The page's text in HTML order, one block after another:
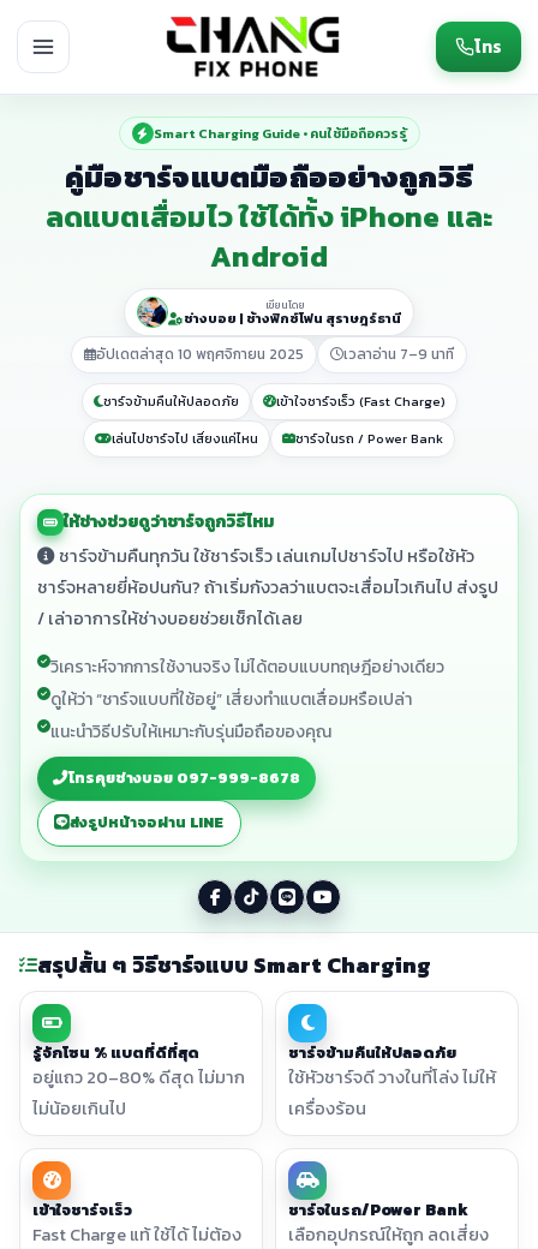
โทร
Smart Charging Guide • คนใช้มือถือควรรู้
คู่มือชาร์จแบตมือถืออย่างถูกวิธี
ลดแบตเสื่อมไว ใช้ได้ทั้ง iPhone และ
Android
เขียนโดย
ช่างบอย | ช้างฟิกซ์โฟน สุราษฎร์ธานี
อัปเดตล่าสุด 10 พฤศจิกายน 2025 เวลาอ่าน 7–9 นาที
ชาร์จข้ามคืนให้ปลอดภัย
เข้าใจชาร์จเร็ว (Fast Charge)
เล่นไปชาร์จไป เสี่ยงแค่ไหน
ชาร์จในรถ / Power Bank
ให้ช่างช่วยดูว่าชาร์จถูกวิธีไหม
ชาร์จข้ามคืนทุกวัน ใช้ชาร์จเร็ว เล่นเกมไปชาร์จไป หรือใช้หัว
ชาร์จหลายยี่ห้อปนกัน? ถ้าเริ่มกังวลว่าแบตจะเสื่อมไวเกินไป ส่งรูป
/ เล่าอาการให้ช่างบอยช่วยเช็กได้เลย
วิเคราะห์จากการใช้งานจริง ไม่ได้ตอบแบบทฤษฎีอย่างเดียว
ดูให้ว่า “ชาร์จแบบที่ใช้อยู่” เสี่ยงทำแบตเสื่อมหรือเปล่า
แนะนำวิธีปรับให้เหมาะกับรุ่นมือถือของคุณ
โทรคุยช่างบอย 097-999-8678
ส่งรูปหน้าจอผ่าน LINE
สรุปสั้น ๆ วิธีชาร์จแบบ Smart Charging
รู้จักโซน % แบตที่ดีที่สุด
อยู่แถว 20–80% ดีสุด ไม่มาก
ไม่น้อยเกินไป
ชาร์จข้ามคืนให้ปลอดภัย
ใช้หัวชาร์จดี วางในที่โล่ง ไม่ให้
เครื่องร้อน
เข้าใจชาร์จเร็ว
Fast Charge แท้ ใช้ได้ ไม่ต้อง
ชาร์จในรถ/Power Bank
เลือกอุปกรณ์ให้ถูก ลดเสี่ยง